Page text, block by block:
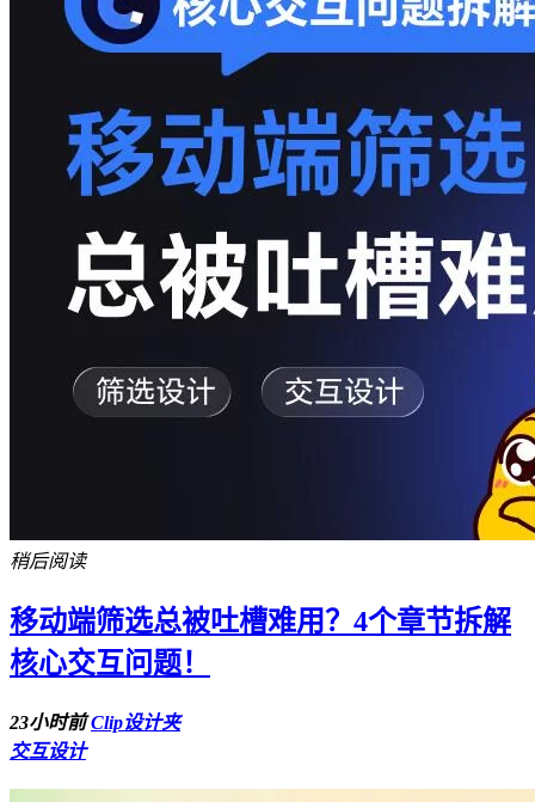
稍后阅读
移动端筛选总被吐槽难用？4个章节拆解
核心交互问题！
23小时前Clip设计夹
交互设计